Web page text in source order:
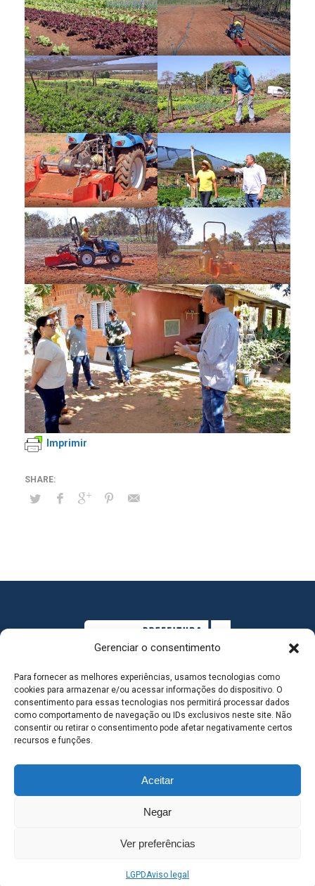
Gerenciar o consentimento
Para fornecer as melhores experiências, usamos tecnologias como
cookies para armazenar e/ou acessar informações do dispositivo. O
consentimento para essas tecnologias nos permitirá processar dados
como comportamento de navegação ou IDs exclusivos neste site. Não
consentir ou retirar o consentimento pode afetar negativamente certos
recursos e funções.
Aceitar
Negar
Ver preferências
LGPDAviso legal
Imprimir
MAPA DO SITE
SEDE DO ADMINISTRATIVO MUNICIPAL - Avenida